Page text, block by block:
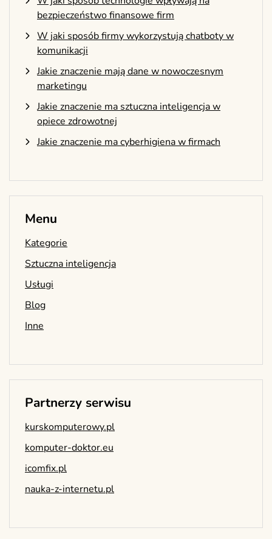
bezpieczeństwo finansowe firm
W jaki sposób firmy wykorzystują chatboty w
komunikacji
Jakie znaczenie mają dane w nowoczesnym
marketingu
Jakie znaczenie ma sztuczna inteligencja w
opiece zdrowotnej
Jakie znaczenie ma cyberhigiena w firmach
Menu
Kategorie
Sztuczna inteligencja
Usługi
Blog
Inne
Partnerzy serwisu
kurskomputerowy.pl
komputer-doktor.eu
icomfix.pl
nauka-z-internetu.pl